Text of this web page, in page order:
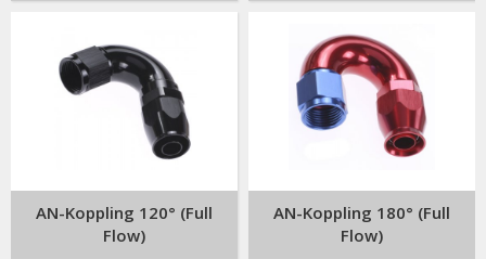
AN-Koppling 120° (Full
Flow)
AN-Koppling 180° (Full
Flow)